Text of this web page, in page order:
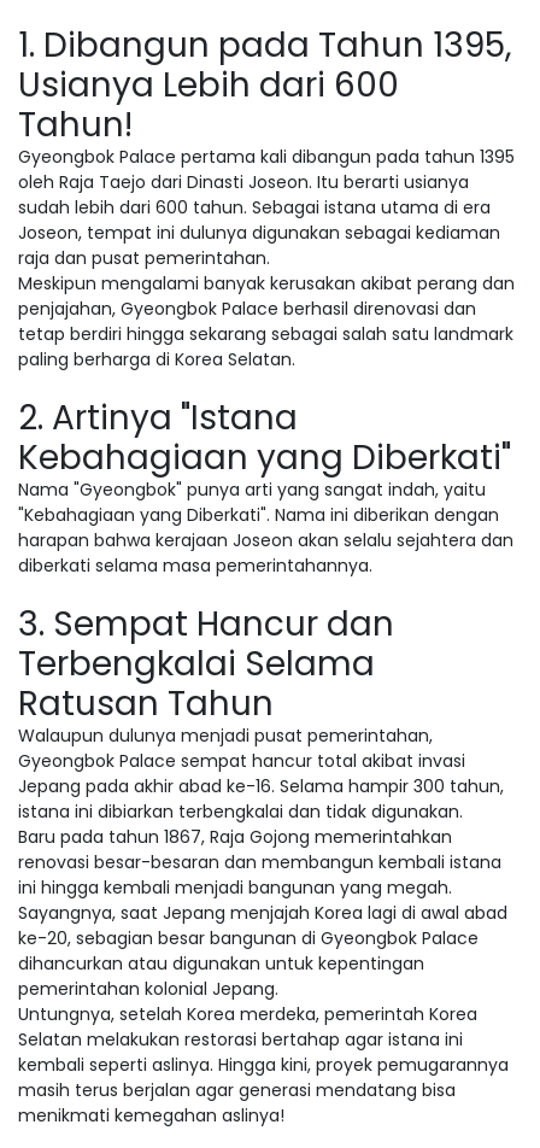
1. Dibangun pada Tahun 1395,
Usianya Lebih dari 600
Tahun!
Gyeongbok Palace pertama kali dibangun pada tahun 1395
oleh Raja Taejo dari Dinasti Joseon. Itu berarti usianya
sudah lebih dari 600 tahun. Sebagai istana utama di era
Joseon, tempat ini dulunya digunakan sebagai kediaman
raja dan pusat pemerintahan.
Meskipun mengalami banyak kerusakan akibat perang dan
penjajahan, Gyeongbok Palace berhasil direnovasi dan
tetap berdiri hingga sekarang sebagai salah satu landmark
paling berharga di Korea Selatan.
2. Artinya "Istana
Kebahagiaan yang Diberkati"
Nama "Gyeongbok" punya arti yang sangat indah, yaitu
"Kebahagiaan yang Diberkati". Nama ini diberikan dengan
harapan bahwa kerajaan Joseon akan selalu sejahtera dan
diberkati selama masa pemerintahannya.
3. Sempat Hancur dan
Terbengkalai Selama
Ratusan Tahun
Walaupun dulunya menjadi pusat pemerintahan,
Gyeongbok Palace sempat hancur total akibat invasi
Jepang pada akhir abad ke-16. Selama hampir 300 tahun,
istana ini dibiarkan terbengkalai dan tidak digunakan.
Baru pada tahun 1867, Raja Gojong memerintahkan
renovasi besar-besaran dan membangun kembali istana
ini hingga kembali menjadi bangunan yang megah.
Sayangnya, saat Jepang menjajah Korea lagi di awal abad
ke-20, sebagian besar bangunan di Gyeongbok Palace
dihancurkan atau digunakan untuk kepentingan
pemerintahan kolonial Jepang.
Untungnya, setelah Korea merdeka, pemerintah Korea
Selatan melakukan restorasi bertahap agar istana ini
kembali seperti aslinya. Hingga kini, proyek pemugarannya
masih terus berjalan agar generasi mendatang bisa
menikmati kemegahan aslinya!